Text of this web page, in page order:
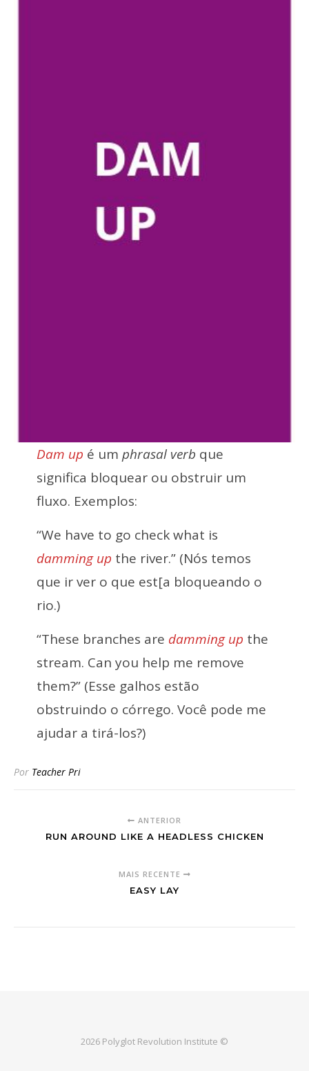
Dam up é um phrasal verb que
significa bloquear ou obstruir um
fluxo. Exemplos:
“We have to go check what is
damming up the river.” (Nós temos
que ir ver o que est[a bloqueando o
rio.)
“These branches are damming up the
stream. Can you help me remove
them?” (Esse galhos estão
obstruindo o córrego. Você pode me
ajudar a tirá-los?)
Por Teacher Pri
ANTERIOR
RUN AROUND LIKE A HEADLESS CHICKEN
MAIS RECENTE
EASY LAY
2026 Polyglot Revolution Institute ©